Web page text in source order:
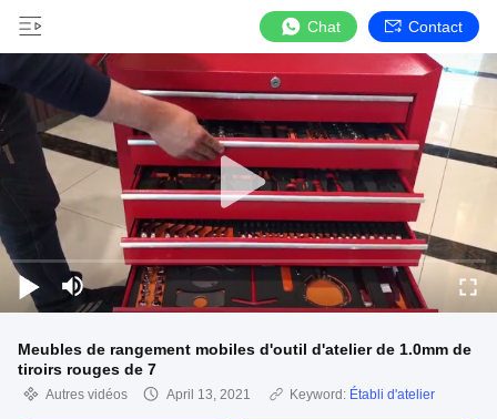
Chat Contact
Meubles de rangement mobiles d'outil d'atelier de 1.0mm de
tiroirs rouges de 7
Autres vidéos April 13, 2021 Keyword: Établi d'atelier